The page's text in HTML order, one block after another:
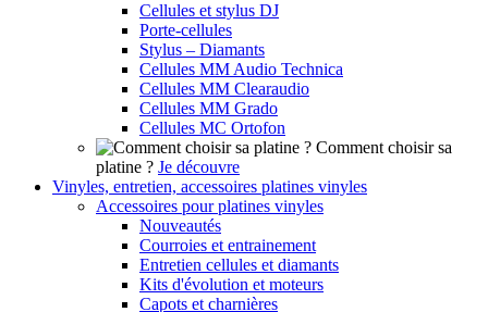
Cellules et stylus DJ
Porte-cellules
Stylus – Diamants
Cellules MM Audio Technica
Cellules MM Clearaudio
Cellules MM Grado
Cellules MC Ortofon
Comment choisir sa
platine ? Je découvre
Vinyles, entretien, accessoires platines vinyles
Accessoires pour platines vinyles
Nouveautés
Courroies et entrainement
Entretien cellules et diamants
Kits d'évolution et moteurs
Capots et charnières